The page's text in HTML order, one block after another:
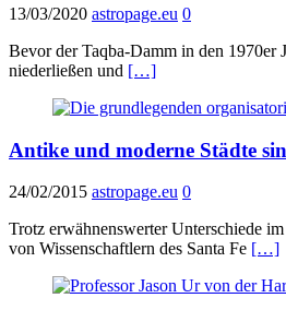
13/03/2020 astropage.eu 0
Bevor der Taqba-Damm in den 1970er
niederließen und […]
Antike und moderne Städte
24/02/2015 astropage.eu 0
Trotz erwähnenswerter Unterschiede
von Wissenschaftlern des Santa Fe […]